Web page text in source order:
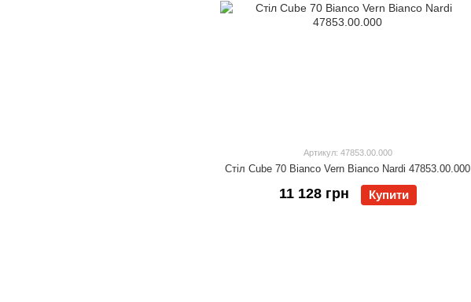
Артикул: 47853.00.000
Стіл Cube 70 Bianco Vern Bianco Nardi 47853.00.000
11 128 грн Купити